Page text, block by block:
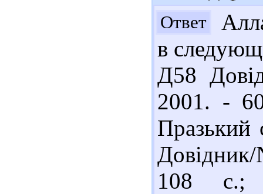
Ответ
в
Д58
2001. -
Празький
108 с.;